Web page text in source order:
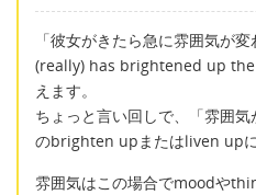
「彼女がきたら急に雰囲気が
(really) has brightened up
えます。
ちょっと言い回しで、「雰囲気
のbrighten upまたはliven upに
雰囲気はこの場合でmoodや